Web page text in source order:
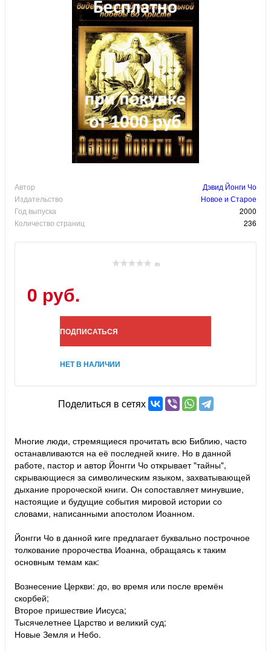
Автор
Дэвид Йонги Чо
Издательство
Новое и Старое
Год выпуска
2000
Количество страниц
236
(0)
0 руб.
ПОДПИСАТЬСЯ
НЕТ В НАЛИЧИИ
Поделиться в сетях
Многие люди, стремящиеся прочитать всю Библию, часто
останавливаются на её последней книге. Но в данной
работе, пастор и автор Йонгги Чо открывает "тайны",
скрывающиеся за символическим языком, захватывающей
дыхание пророческой книги. Он сопоставляет минувшие,
настоящие и будущие события мировой истории со
словами, написанными апостолом Иоанном.
Йонгги Чо в данной киге предлагает буквально построчное
толкование пророчества Иоанна, обращаясь к таким
основным темам как:
Вознесение Церкви: до, во время или после времён
скорбей;
Второе пришествие Иисуса;
Тысячелетнее Царство и великий суд;
Новые Земля и Небо.